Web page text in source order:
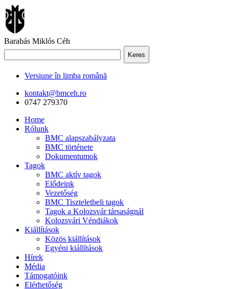
Barabás Miklós Céh
Keres
Versiune în limba română
kontakt@bmceh.ro
0747 279370
Home
Rólunk
BMC alapszabályzata
BMC története
Dokumentumok
Tagok
BMC aktív tagok
Elődeink
Vezetőség
BMC Tiszteletbeli tagok
Tagok a Kolozsvár társaságnál
Kolozsvári Véndiákok
Kiállítások
Közös kiállítások
Egyéni kiállítások
Hírek
Média
Támogatóink
Elérhetőség